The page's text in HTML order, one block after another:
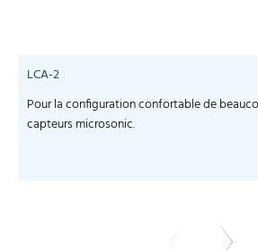
LCA-2
Pour la configuration confortable de
capteurs microsonic.